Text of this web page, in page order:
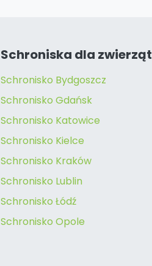
Schroniska dla zwierząt
Schronisko Bydgoszcz
Schronisko Gdańsk
Schronisko Katowice
Schronisko Kielce
Schronisko Kraków
Schronisko Lublin
Schronisko Łódź
Schronisko Opole